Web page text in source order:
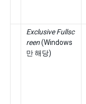
Exclusive Fullsc
reen(Windows
만 해당)